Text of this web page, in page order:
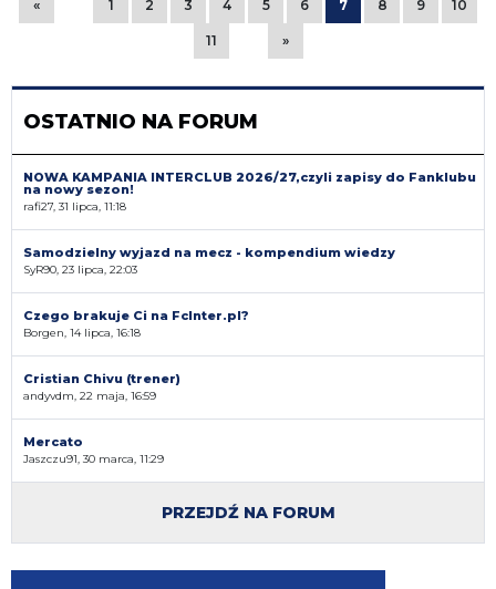
« 1 2 3 4 5 6 7 8 9 10
11 »
OSTATNIO NA FORUM
NOWA KAMPANIA INTERCLUB 2026/27,czyli zapisy do Fanklubu
na nowy sezon!
rafi27, 31 lipca, 11:18
Samodzielny wyjazd na mecz - kompendium wiedzy
SyR90, 23 lipca, 22:03
Czego brakuje Ci na FcInter.pl?
Borgen, 14 lipca, 16:18
Cristian Chivu (trener)
andyvdm, 22 maja, 16:59
Mercato
Jaszczu91, 30 marca, 11:29
PRZEJDŹ NA FORUM